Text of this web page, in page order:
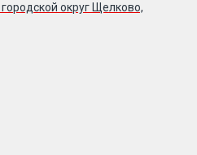
округ Щелково,